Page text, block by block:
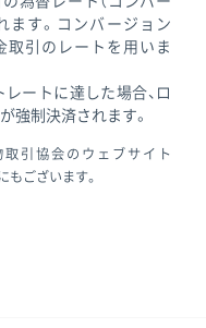
ます。コンバージョン
取引のレートを用いま
ートに達した場合、ロ
強制決済されます。
引協会のウェブサイト
もございます。